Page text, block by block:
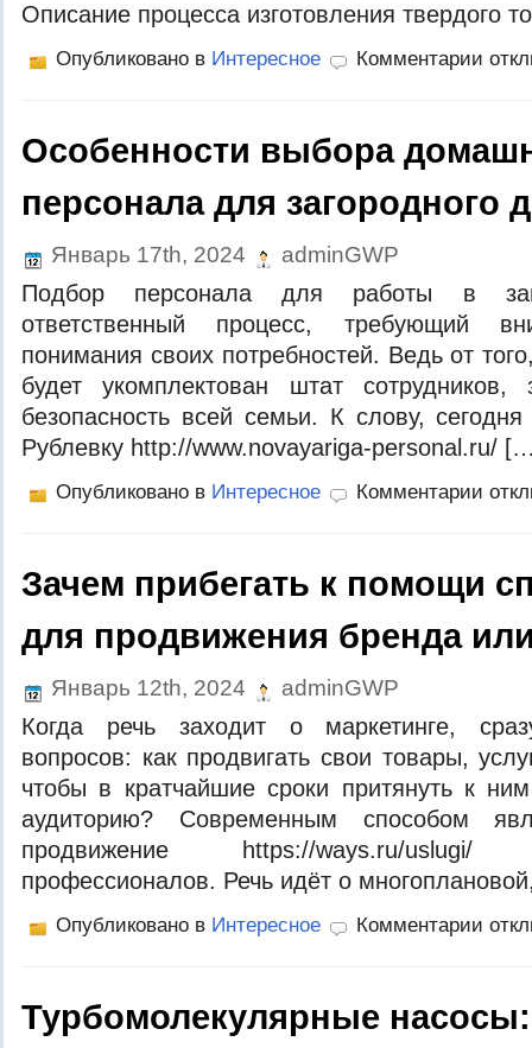
Описание процесса изготовления твердого
Опубликовано в Интересное Комментарии
Особенности выбора
персонала для загородного
Январь 17th, 2024 adminGWP
Подбор персонала для работы в
ответственный процесс, требующий
понимания своих потребностей. Ведь от
будет укомплектован штат
безопасность всей семьи. К слову,
Рублевку http://www.novayariga-personal.ru/
Опубликовано в Интересное Комментарии
Зачем прибегать к помощи
для продвижения бренда
Январь 12th, 2024 adminGWP
Когда речь заходит о маркетинге,
вопросов: как продвигать свои товары,
чтобы в кратчайшие сроки притянуть к
аудиторию? Современным способом
продвижение https://ways.ru/
профессионалов. Речь идёт о
Опубликовано в Интересное Комментарии
Турбомолекулярные